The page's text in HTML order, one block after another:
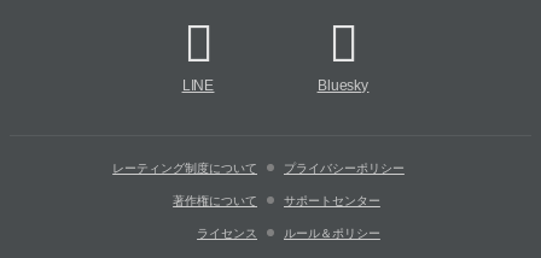
LINE Bluesky
レーティング制度について プライバシーポリシー
著作権について サポートセンター
ライセンス ルール＆ポリシー